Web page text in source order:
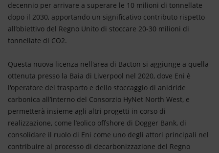
decennio per arrivare a superare le 10 milioni di tonnellate
dopo il 2030, apportando un significativo contributo rispetto
all’obiettivo del Regno Unito di stoccare 20-30 milioni di
tonnellate di CO2.
Questa nuova licenza nell'area di Bacton si aggiunge a quella
ottenuta presso la Baia di Liverpool nel 2020, dove Eni è
l'operatore del trasporto e dello stoccaggio di anidride
carbonica all’interno del Consorzio HyNet North West, e
permetterà insieme agli altri progetti in corso di
realizzazione, come l’eolico offshore di Dogger Bank, di
consolidare il ruolo di Eni come uno degli attori principali nel
contribuire al processo di decarbonizzazione del Regno